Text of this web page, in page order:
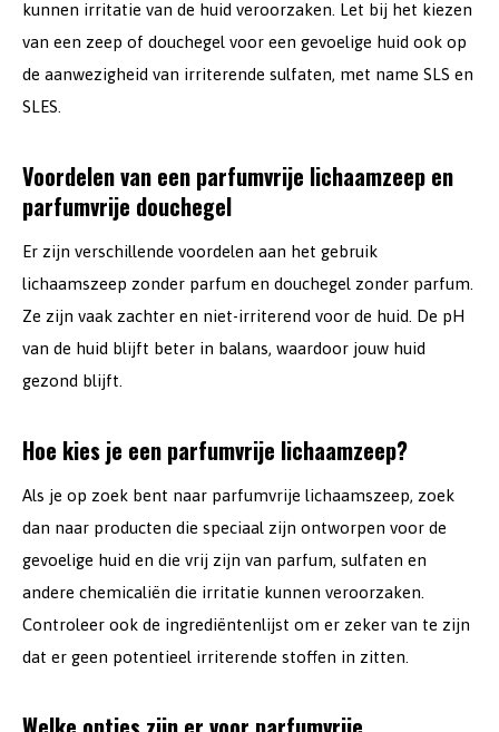
kunnen irritatie van de huid veroorzaken. Let bij het kiezen
van een zeep of douchegel voor een gevoelige huid ook op
de aanwezigheid van irriterende sulfaten, met name SLS en
SLES.
Voordelen van een parfumvrije lichaamzeep en
parfumvrije douchegel
Er zijn verschillende voordelen aan het gebruik
lichaamszeep zonder parfum en douchegel zonder parfum.
Ze zijn vaak zachter en niet-irriterend voor de huid. De pH
van de huid blijft beter in balans, waardoor jouw huid
gezond blijft.
Hoe kies je een parfumvrije lichaamzeep?
Als je op zoek bent naar parfumvrije lichaamszeep, zoek
dan naar producten die speciaal zijn ontworpen voor de
gevoelige huid en die vrij zijn van parfum, sulfaten en
andere chemicaliën die irritatie kunnen veroorzaken.
Controleer ook de ingrediëntenlijst om er zeker van te zijn
dat er geen potentieel irriterende stoffen in zitten.